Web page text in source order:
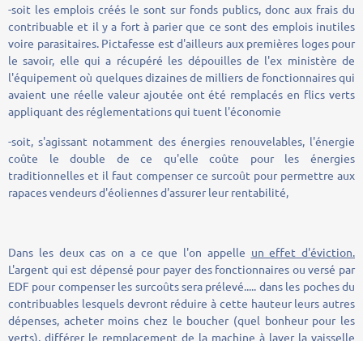
-soit les emplois créés le sont sur fonds publics, donc aux frais du
contribuable et il y a fort à parier que ce sont des emplois inutiles
voire parasitaires. Pictafesse est d'ailleurs aux premières loges pour
le savoir, elle qui a récupéré les dépouilles de l'ex ministère de
l'équipement où quelques dizaines de milliers de fonctionnaires qui
avaient une réelle valeur ajoutée ont été remplacés en flics verts
appliquant des réglementations qui tuent l'économie
-soit, s'agissant notamment des énergies renouvelables, l'énergie
coûte le double de ce qu'elle coûte pour les énergies
traditionnelles et il faut compenser ce surcoût pour permettre aux
rapaces vendeurs d'éoliennes d'assurer leur rentabilité,
Dans les deux cas on a ce que l'on appelle un effet d'éviction.
L'argent qui est dépensé pour payer des fonctionnaires ou versé par
EDF pour compenser les surcoûts sera prélevé..... dans les poches du
contribuables lesquels devront réduire à cette hauteur leurs autres
dépenses, acheter moins chez le boucher (quel bonheur pour les
verts), différer le remplacement de la machine à laver la vaisselle